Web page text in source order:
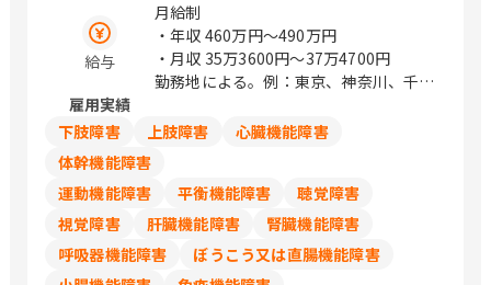
給与
月給制
・年収 460万円〜490万円
・月収 35万3600円〜37万4700円
勤務地による。例：東京、神奈川、千
雇用実績
下肢障害
上肢障害
心臓機能障害
体幹機能障害
運動機能障害
平衡機能障害
聴覚障害
視覚障害
肝臓機能障害
腎臓機能障害
呼吸器機能障害
ぼうこう又は直腸機能障害